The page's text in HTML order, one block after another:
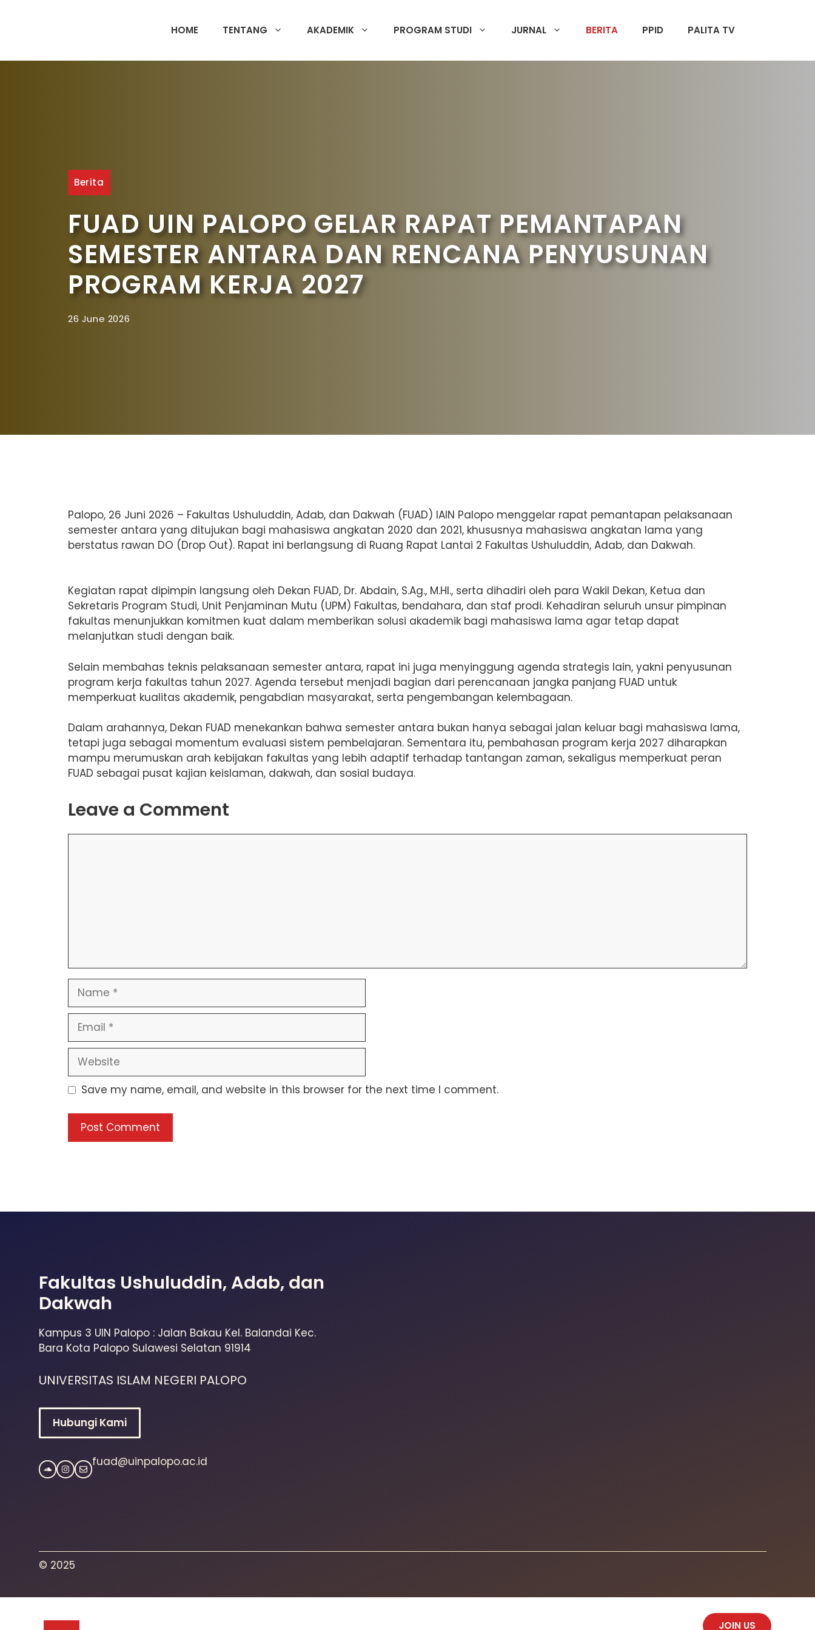
HOME TENTANG AKADEMIK PROGRAM STUDI JURNAL BERITA PPID PALITA TV
Berita
FUAD UIN PALOPO GELAR RAPAT PEMANTAPAN
SEMESTER ANTARA DAN RENCANA PENYUSUNAN
PROGRAM KERJA 2027
26 June 2026
Palopo, 26 Juni 2026 – Fakultas Ushuluddin, Adab, dan Dakwah (FUAD) IAIN Palopo menggelar rapat pemantapan pelaksanaan
semester antara yang ditujukan bagi mahasiswa angkatan 2020 dan 2021, khususnya mahasiswa angkatan lama yang
berstatus rawan DO (Drop Out). Rapat ini berlangsung di Ruang Rapat Lantai 2 Fakultas Ushuluddin, Adab, dan Dakwah.
Kegiatan rapat dipimpin langsung oleh Dekan FUAD, Dr. Abdain, S.Ag., M.HI., serta dihadiri oleh para Wakil Dekan, Ketua dan
Sekretaris Program Studi, Unit Penjaminan Mutu (UPM) Fakultas, bendahara, dan staf prodi. Kehadiran seluruh unsur pimpinan
fakultas menunjukkan komitmen kuat dalam memberikan solusi akademik bagi mahasiswa lama agar tetap dapat
melanjutkan studi dengan baik.
Selain membahas teknis pelaksanaan semester antara, rapat ini juga menyinggung agenda strategis lain, yakni penyusunan
program kerja fakultas tahun 2027. Agenda tersebut menjadi bagian dari perencanaan jangka panjang FUAD untuk
memperkuat kualitas akademik, pengabdian masyarakat, serta pengembangan kelembagaan.
Dalam arahannya, Dekan FUAD menekankan bahwa semester antara bukan hanya sebagai jalan keluar bagi mahasiswa lama,
tetapi juga sebagai momentum evaluasi sistem pembelajaran. Sementara itu, pembahasan program kerja 2027 diharapkan
mampu merumuskan arah kebijakan fakultas yang lebih adaptif terhadap tantangan zaman, sekaligus memperkuat peran
FUAD sebagai pusat kajian keislaman, dakwah, dan sosial budaya.
Leave a Comment
Save my name, email, and website in this browser for the next time I comment.
Fakultas Ushuluddin, Adab, dan
Dakwah
Kampus 3 UIN Palopo : Jalan Bakau Kel. Balandai Kec.
Bara Kota Palopo Sulawesi Selatan 91914
UNIVERSITAS ISLAM NEGERI PALOPO
Hubungi Kami
fuad@uinpalopo.ac.id
© 2025
JOIN US